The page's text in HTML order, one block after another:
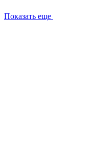
Показать еще